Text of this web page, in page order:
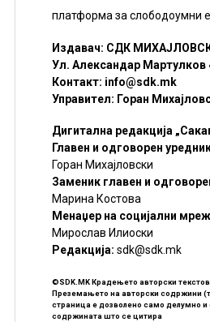
платформа за слободоумни
Издавач: СДК
Ул. Александар Мартулков
Контакт: info@sdk.mk
Управител: Горан
Дигитална редакција
Главен и одговорен
Горан Михајловски
Заменик главен и
Марина Костова
Менаџер на социјални
Мирослав Илиоски
Редакцијa: sdk@sdk.mk
©SDK.MK Крадењето авторски
Преземањето на авторски содржини
страница е дозволено само делумно и
содржината што се цитира